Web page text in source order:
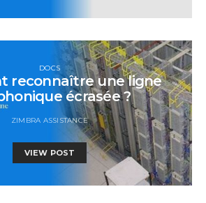
DOCS
reconnaître une ligne
écrasée ?
ZIMBRA ASSISTANCE
VIEW POST